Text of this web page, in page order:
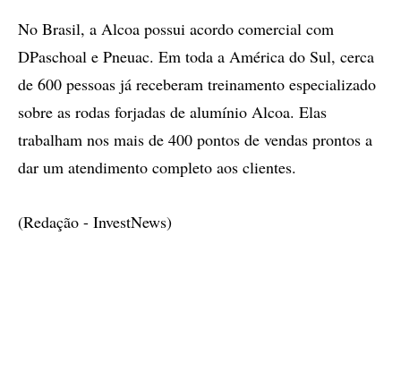
No Brasil, a Alcoa possui acordo comercial com
DPaschoal e Pneuac. Em toda a América do Sul, cerca
de 600 pessoas já receberam treinamento especializado
sobre as rodas forjadas de alumínio Alcoa. Elas
trabalham nos mais de 400 pontos de vendas prontos a
dar um atendimento completo aos clientes.
(Redação - InvestNews)